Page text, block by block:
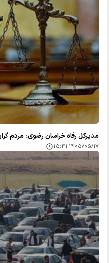
مدیرکل رفاه خراسان رضوی: مردم
۱۴۰۵/۰۵/۱۷ ۱۵:۴۱